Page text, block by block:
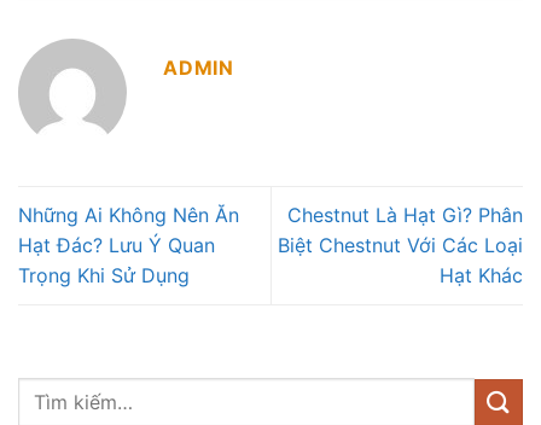
ADMIN
Những Ai Không Nên Ăn
Hạt Đác? Lưu Ý Quan
Trọng Khi Sử Dụng
Chestnut Là Hạt Gì? Phân
Biệt Chestnut Với Các Loại
Hạt Khác